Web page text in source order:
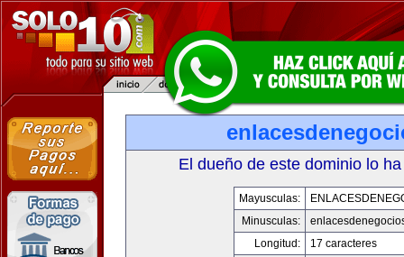
El dueño de este dominio lo
Mayusculas:
Minusculas:
Longitud:
17 caracteres